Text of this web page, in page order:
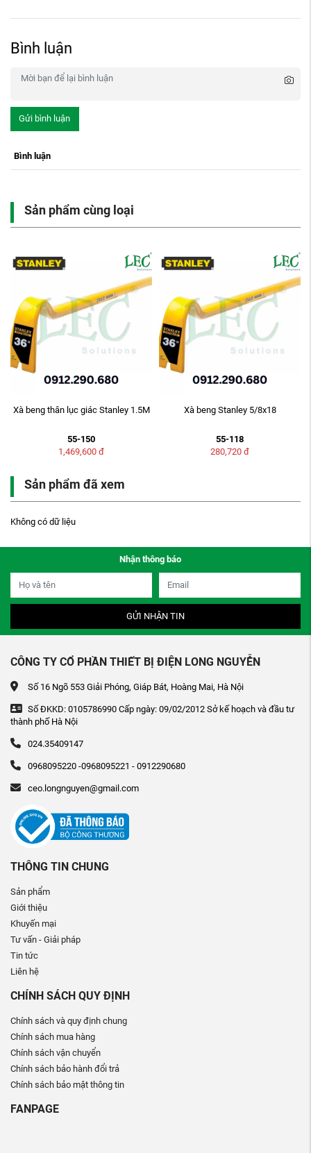
Bình luận
Gửi bình luận
Bình luận
Sản phẩm cùng loại
Xà beng thân lục giác Stanley 1.5M
55-150
1,469,600 đ
Xà beng Stanley 5/8x18
55-118
280,720 đ
Sản phẩm đã xem
Không có dữ liệu
Nhận thông báo
GỬI NHẬN TIN
CÔNG TY CỔ PHẦN THIẾT BỊ ĐIỆN LONG NGUYỄN
Số 16 Ngõ 553 Giải Phóng, Giáp Bát, Hoàng Mai, Hà Nội
Số ĐKKD: 0105786990 Cấp ngày: 09/02/2012 Sở kế hoạch và đầu tư
thành phố Hà Nội
024.35409147
0968095220 -0968095221 - 0912290680
ceo.longnguyen@gmail.com
THÔNG TIN CHUNG
Sản phẩm
Giới thiệu
Khuyến mại
Tư vấn - Giải pháp
Tin tức
Liên hệ
CHÍNH SÁCH QUY ĐỊNH
Chính sách và quy định chung
Chính sách mua hàng
Chính sách vận chuyển
Chính sách bảo hành đổi trả
Chính sách bảo mật thông tin
FANPAGE